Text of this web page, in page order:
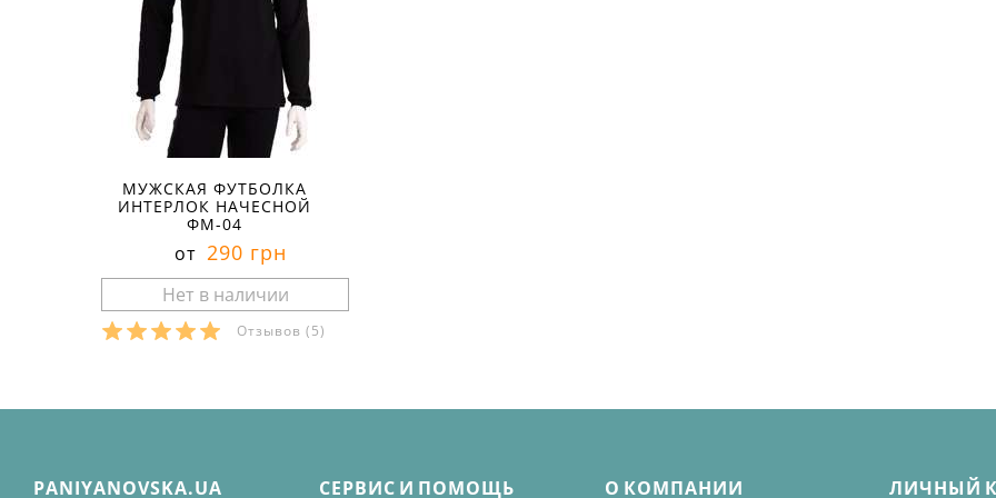
МУЖСКАЯ ФУТБОЛКА
ИНТЕРЛОК НАЧЕСНОЙ
ФМ-04
от 290 грн
Отзывов (5)
PANIYANOVSKA.UA СЕРВИС И ПОМОЩЬ О КОМПАНИИ ЛИЧНЫЙ